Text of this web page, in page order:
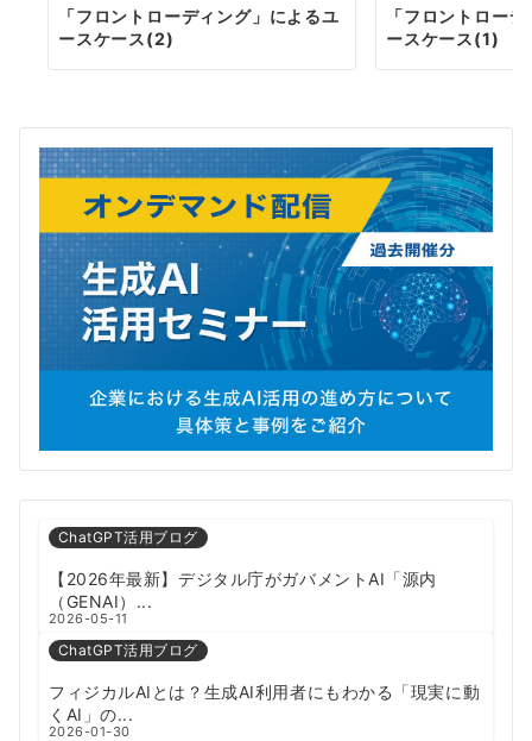
「フロントローディング」によるユ
ースケース(2)
「フロントロー
ースケース(1)
ChatGPT活用ブログ
【2026年最新】デジタル庁がガバメントAI「源内
（GENAI）...
2026-05-11
ChatGPT活用ブログ
フィジカルAIとは？生成AI利用者にもわかる「現実に動
くAI」の...
2026-01-30